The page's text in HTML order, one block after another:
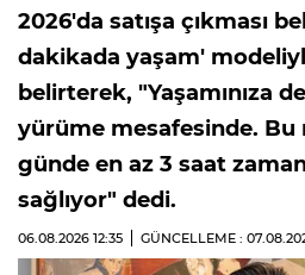
2026'da satışa çıkması
dakikada yaşam'
belirterek, "Yaşamınıza
yürüme mesafesinde.
günde en az 3 saat
sağlıyor" dedi.
06.08.2026 12:35 GÜNCELLEME :